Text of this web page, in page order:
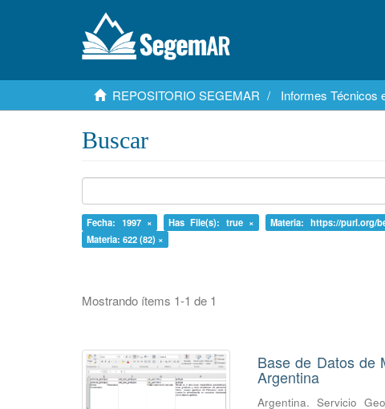
REPOSITORIO SEGEMAR Informes Técnicos
Buscar
Fecha: 1997 × Has File(s): true × Materia: https://purl.org/
Materia: 622 (82) ×
Mostrando ítems 1-1 de 1
Base de Datos de
Argentina
Argentina. Servicio